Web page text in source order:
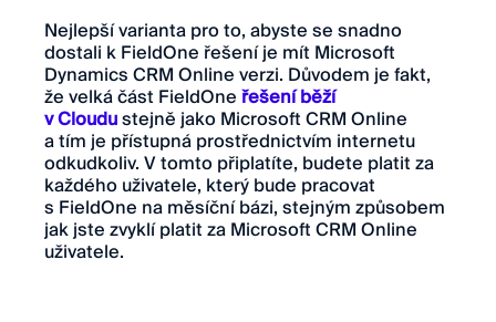
Nejlepší varianta pro to, abyste se snadno
dostali k FieldOne řešení je mít Microsoft
Dynamics CRM Online verzi. Důvodem je fakt,
že velká část FieldOneřešení běží
v Cloudustejně jako Microsoft CRM Online
a tím je přístupná prostřednictvím internetu
odkudkoliv. V tomto připlatíte, budete platit za
každého uživatele, který bude pracovat
s FieldOne na měsíční bázi, stejným způsobem
jak jste zvyklí platit za Microsoft CRM Online
uživatele.